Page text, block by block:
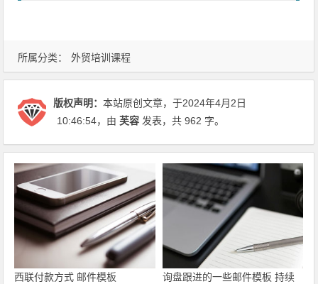
所属分类： 外贸培训课程
版权声明：本站原创文章，于2024年4月2日
10:46:54，由芙容 发表，共 962 字。
西联付款方式 邮件模板
询盘跟进的一些邮件模板 持续